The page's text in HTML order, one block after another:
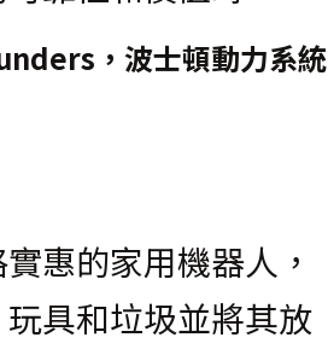
，波士頓動力系統
惠的家用機器人，
具和垃圾並將其放